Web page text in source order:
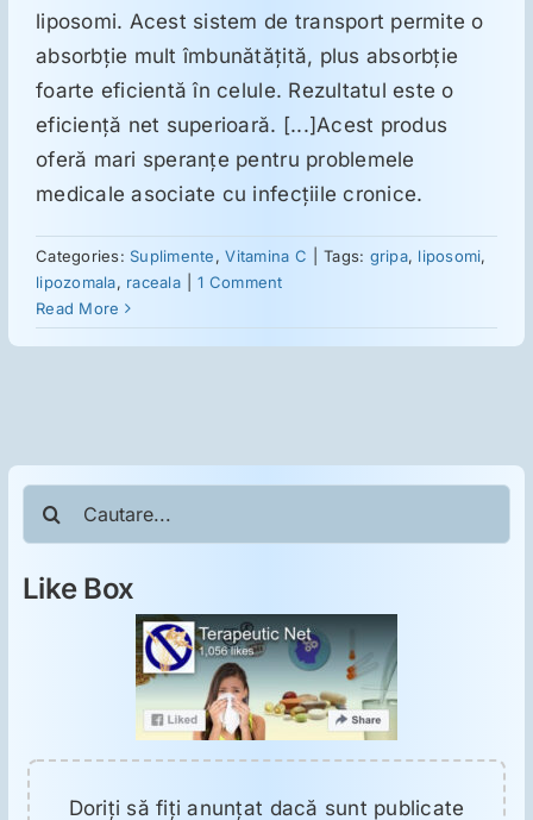
liposomi. Acest sistem de transport permite o
absorbţie mult îmbunătăţită, plus absorbţie
foarte eficientă în celule. Rezultatul este o
eficienţă net superioară. [...]Acest produs
oferă mari speranţe pentru problemele
medicale asociate cu infecţiile cronice.
Categories: Suplimente,Vitamina C Tags: gripa, liposomi,
lipozomala, raceala
1 Comment
Read More
Cautare...
Like Box
Doriţi să fiţi anunţat dacă sunt publicate